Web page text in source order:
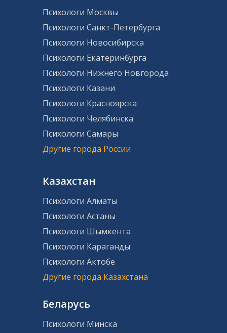
Психологи Москвы
Психологи Санкт-Петербурга
Психологи Новосибирска
Психологи Екатеринбурга
Психологи Нижнего Новгорода
Психологи Казани
Психологи Красноярска
Психологи Челябинска
Психологи Самары
Другие города России
Казахстан
Психологи Алматы
Психологи Астаны
Психологи Шымкента
Психологи Караганды
Психологи Актобе
Другие города Казахстана
Беларусь
Психологи Минска